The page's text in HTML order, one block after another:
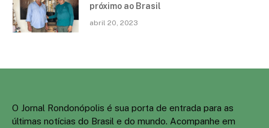
próximo ao Brasil
abril 20, 2023
O Jornal Rondonópolis é sua porta de entrada para as
últimas notícias do Brasil e do mundo. Acompanhe em